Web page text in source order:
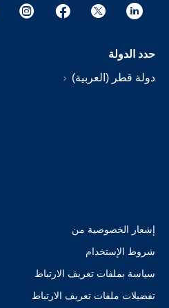
حدد الدولة
دولة قطر (العربية)
إشعار الخصوصية من
شروط الإستخدام
سياسة بملفات تعريف الارتباط
تفضيلات ملفات تعريف الارتباط